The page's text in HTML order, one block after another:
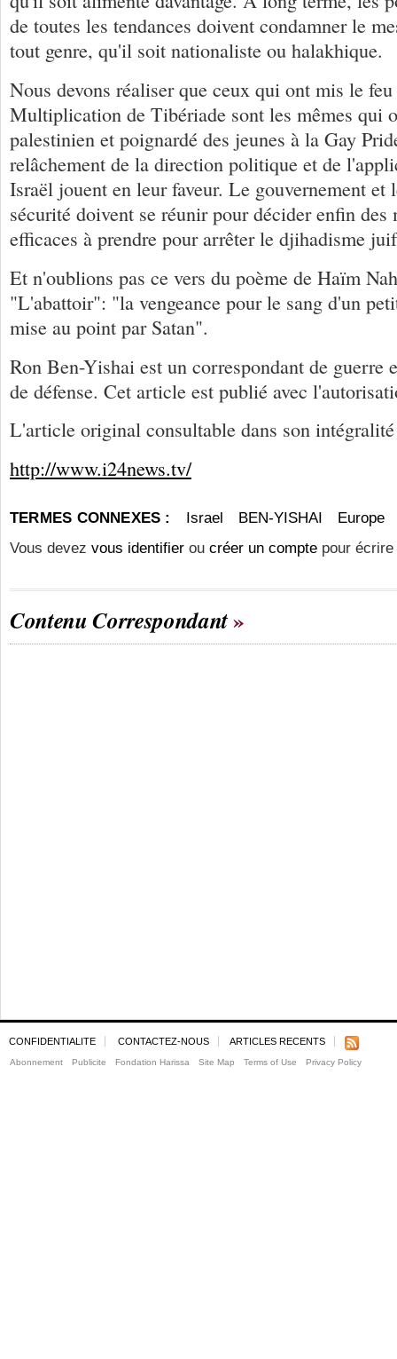
de toutes les tendances doivent condamner le
tout genre, qu'il soit nationaliste ou halakhique.
Nous devons réaliser que ceux qui ont mis le
Multiplication de Tibériade sont les mêmes qui
palestinien et poignardé des jeunes à la Gay
relâchement de la direction politique et de
Israël jouent en leur faveur. Le gouvernement et
sécurité doivent se réunir pour décider enfin des
efficaces à prendre pour arrêter le djihadisme
Et n'oublions pas ce vers du poème de Haïm
"L'abattoir": "la vengeance pour le sang d'un
mise au point par Satan".
Ron Ben-Yishai est un correspondant de guerre
de défense. Cet article est publié avec
L'article original consultable dans son
http://www.i24news.tv/
TERMES CONNEXES : Israel BEN-YISHAI
Europe
Vous devez vous identifier ou créer un compte pour
Contenu Correspondant
CONFIDENTIALITE CONTACTEZ-NOUS ARTICLES RECENTS
Abonnement Publicite Fondation Harissa Site Map Terms of Use Privacy Policy